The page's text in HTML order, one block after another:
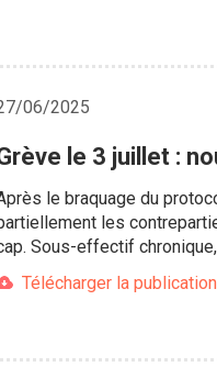
06/2025
le 3 juillet :
le braquage du
les
Sous-effectif
Télécharger la publication